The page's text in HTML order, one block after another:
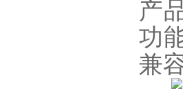
产
功
兼